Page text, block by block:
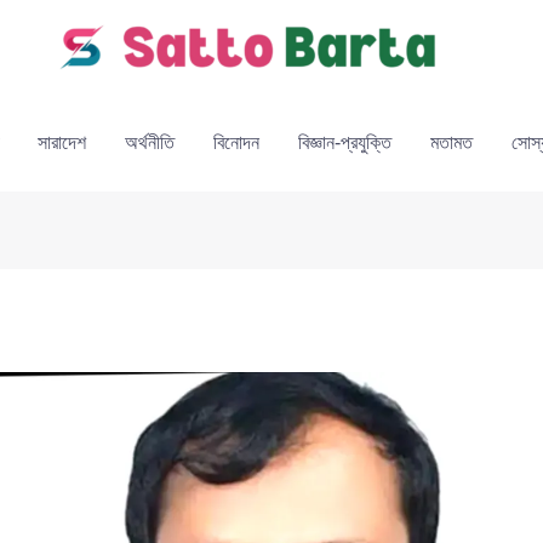
সারাদেশ অর্থনীতি বিনোদন বিজ্ঞান-প্রযুক্তি মতামত